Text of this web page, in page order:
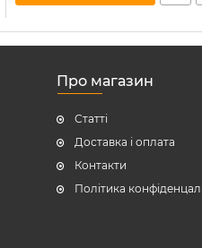
Про магазин
Статті
Доставка і оплата
Контакти
Політика